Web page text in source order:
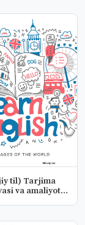
til) Tarjima
va amaliyoti